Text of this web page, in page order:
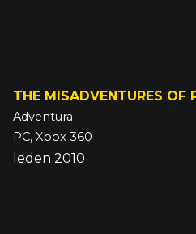
THE MISADVENTURES OF
Adventura
PC, Xbox 360
leden 2010